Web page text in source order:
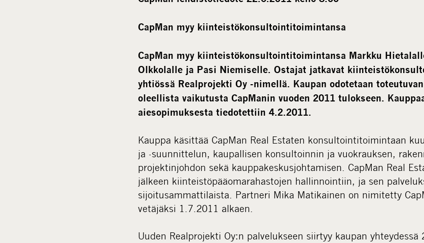
CapMan myy kiinteistökonsultointitoimintansa
CapMan myy kiinteistökonsultointitoimintansa Markku
Olkkolalle ja Pasi Niemiselle. Ostajat jatkavat
yhtiössä Realprojekti Oy -nimellä. Kaupan odotetaan
oleellista vaikutusta CapManin vuoden 2011 tulokseen.
aiesopimuksesta tiedotettiin 4.2.2011.
Kauppa käsittää CapMan Real Estaten konsultointitoimintaan
ja -suunnittelun, kaupallisen konsultoinnin ja vuokrauksen,
projektinjohdon sekä kauppakeskusjohtamisen. CapMan Real
jälkeen kiinteistöpääomarahastojen hallinnointiin, ja sen
sijoitusammattilaista. Partneri Mika Matikainen on nimitetty
vetäjäksi 1.7.2011 alkaen.
Uuden Realprojekti Oy:n palvelukseen siirtyy kaupan